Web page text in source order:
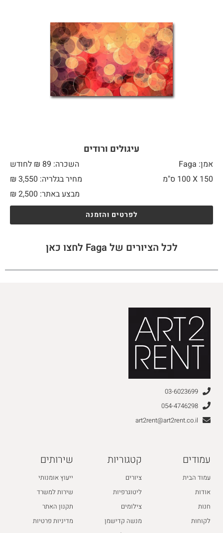
עיגולים ורודים
אמן: Faga
השכרה: 89 ₪ לחודש
150 X
מחיר בגלריה: 3,550 ₪
מבצע באתר:
₪ 2,500
לפרטים והזמנה
לכל הציורים של Faga לחצו כאן
03-6023699
054-4746298
art2rent@art2rent.co.il
עמודים
עמוד הבית
אודות
חנות
לקוחות
קטגוריות
ציורים
ליטוגרפיות
צילומים
מנשה קדישמן
שירותים
ייעוץ אומנותי
שירות למשרד
תקנון האתר
מדיניות פרטיות